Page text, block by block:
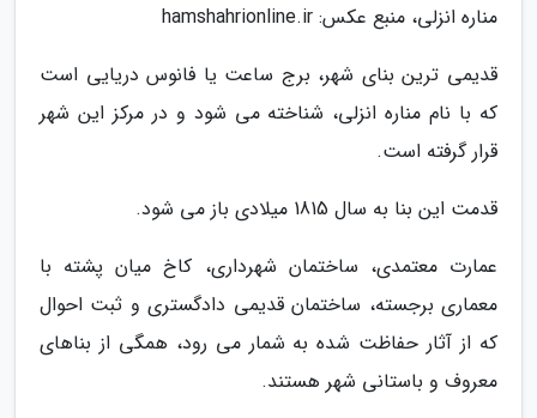
مناره انزلی، منبع عکس: hamshahrionline.ir
قدیمی ترین بنای شهر، برج ساعت یا فانوس دریایی است
که با نام مناره انزلی، شناخته می شود و در مرکز این شهر
قرار گرفته است.
قدمت این بنا به سال 1815 میلادی باز می شود.
عمارت معتمدی، ساختمان شهرداری، کاخ میان پشته با
معماری برجسته، ساختمان قدیمی دادگستری و ثبت احوال
که از آثار حفاظت شده به شمار می رود، همگی از بناهای
معروف و باستانی شهر هستند.